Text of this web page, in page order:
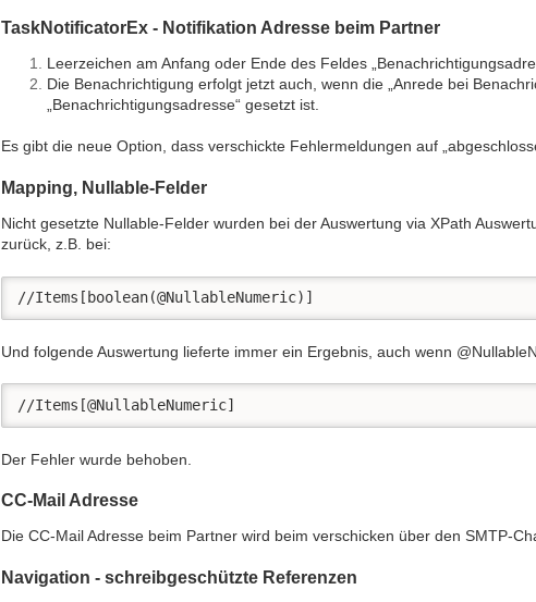
TaskNotificatorEx - Notifikation Adresse beim Partner
Leerzeichen am Anfang oder Ende des Feldes
Die Benachrichtigung erfolgt jetzt auch, wenn die „Anrede bei
„Benachrichtigungsadresse“ gesetzt ist.
Es gibt die neue Option, dass verschickte Fehlermeldungen auf
Mapping, Nullable-Felder
Nicht gesetzte Nullable-Felder wurden bei der Auswertung via XPath
zurück, z.B. bei:
//Items[boolean(@NullableNumeric)]
Und folgende Auswertung lieferte immer ein Ergebnis, auch wenn
//Items[@NullableNumeric]
Der Fehler wurde behoben.
CC-Mail Adresse
Die CC-Mail Adresse beim Partner wird beim verschicken über den SMTP-
Navigation - schreibgeschützte Referenzen